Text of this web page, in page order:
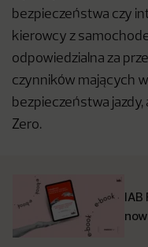
bezpieczeństwa czy
kierowcy z
odpowiedzialna za
czynników mających
bezpieczeństwa jazdy,
Zero.
IAB